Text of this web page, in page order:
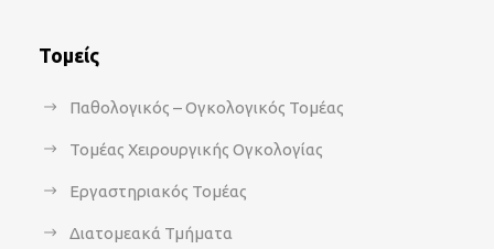
Τομείς
Παθολογικός – Ογκολογικός Τομέας
Τομέας Χειρουργικής Ογκολογίας
Εργαστηριακός Τομέας
Διατομεακά Τμήματα